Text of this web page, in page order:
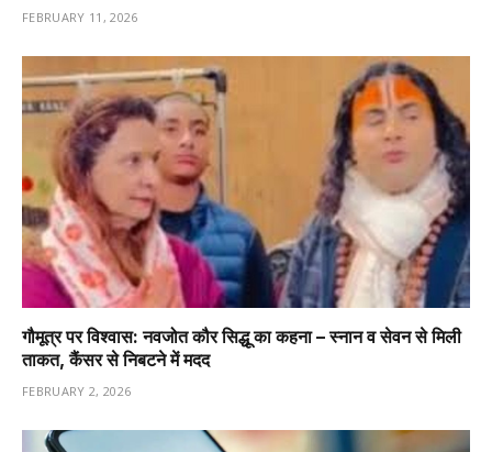
FEBRUARY 11, 2026
गौमूत्र पर विश्वास: नवजोत कौर सिद्धू का कहना – स्नान व सेवन से मिली
ताकत, कैंसर से निबटने में मदद
FEBRUARY 2, 2026